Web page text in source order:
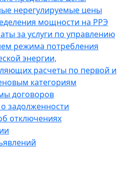
нерегулируемые цены
мощности на РРЭ
за услуги по управлению
режима потребления
энергии,
расчеты по первой и
категориям
договоров
задолженности
отключениях